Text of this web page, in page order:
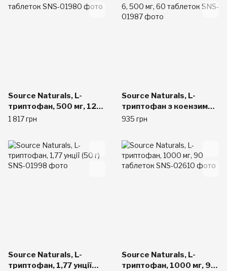
Source Naturals, L-
триптофан, 500 мг, 120
таблеток
1 817 грн
Source Naturals, L-
триптофан з коензимом
B-6, 500 мг, 60
935 грн
Source Naturals, L-
триптофан, 1,77 унції
Source Naturals, L-
триптофан, 1000 мг, 90